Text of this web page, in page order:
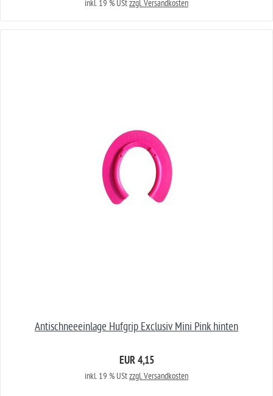
inkl. 19 % UStzzgl. Versandkosten
Antischneeeinlage Hufgrip Exclusiv Mini Pink hinten
EUR 4,15
inkl. 19 % UStzzgl. Versandkosten